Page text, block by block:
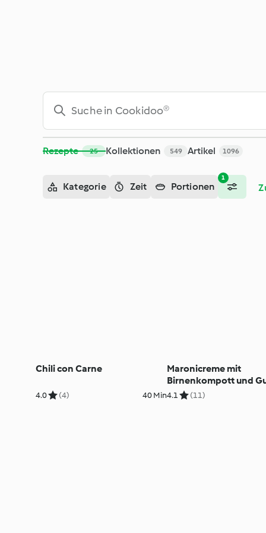
Rezepte 25 Kollektionen 549 Artikel 1096
1
Kategorie Zeit Portionen
Chili con Carne
4.0 (4) 40 Min
Maronicreme mit
Birnenkompott und
für Party
4.1 (11)